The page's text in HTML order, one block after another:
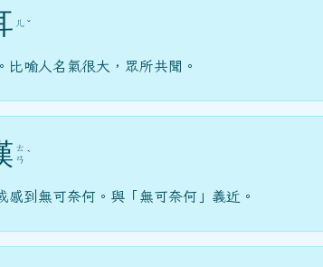
ㄦ ˇ
比喻人名氣很大，眾所共聞。
ㄊ
ㄢ ˋ
感到無可奈何。與「無可奈何」義近。